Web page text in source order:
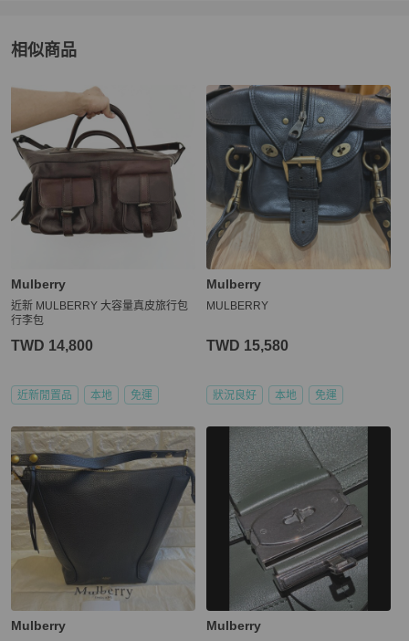
相似商品
Mulberry
Mulberry
近新 MULBERRY 大容量真皮旅行包
行李包
TWD 14,800
近新閒置品 本地 免運
Mulberry
MULBERRY
TWD 15,580
狀況良好 本地 免運
Mulberry Mulberry